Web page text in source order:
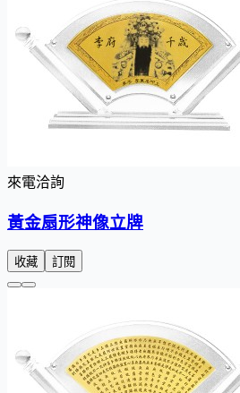
來電洽詢
黃金扇形神像立牌
收藏 訂閱